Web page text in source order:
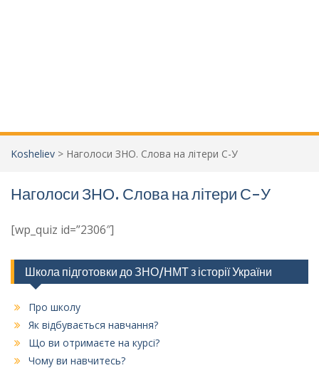
Kosheliev > Наголоси ЗНО. Слова на літери С-У
Наголоси ЗНО. Слова на літери С-У
[wp_quiz id=”2306″]
Школа підготовки до ЗНО/НМТ з історії України
Про школу
Як відбувається навчання?
Що ви отримаєте на курсі?
Чому ви навчитесь?